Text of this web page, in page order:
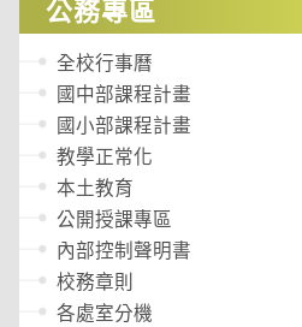
公務專區
全校行事曆
國中部課程計畫
國小部課程計畫
教學正常化
本土教育
公開授課專區
內部控制聲明書
校務章則
各處室分機